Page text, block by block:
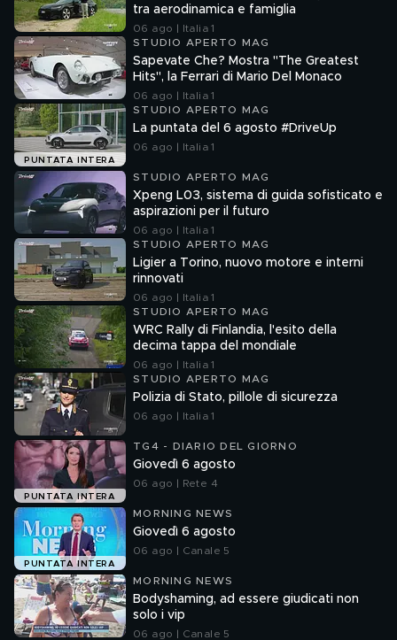
tra aerodinamica e famiglia
06 ago | Italia 1
STUDIO APERTO MAG
Sapevate Che? Mostra "The Greatest
Hits", la Ferrari di Mario Del Monaco
06 ago | Italia 1
PUNTATA INTERA
STUDIO APERTO MAG
La puntata del 6 agosto #DriveUp
06 ago | Italia 1
STUDIO APERTO MAG
Xpeng L03, sistema di guida sofisticato e
aspirazioni per il futuro
06 ago | Italia 1
STUDIO APERTO MAG
Ligier a Torino, nuovo motore e interni
rinnovati
06 ago | Italia 1
STUDIO APERTO MAG
WRC Rally di Finlandia, l'esito della
decima tappa del mondiale
06 ago | Italia 1
STUDIO APERTO MAG
Polizia di Stato, pillole di sicurezza
06 ago | Italia 1
PUNTATA INTERA
TG4 - DIARIO DEL GIORNO
Giovedì 6 agosto
06 ago | Rete 4
PUNTATA INTERA
MORNING NEWS
Giovedì 6 agosto
06 ago | Canale 5
MORNING NEWS
Bodyshaming, ad essere giudicati non
solo i vip
06 ago | Canale 5